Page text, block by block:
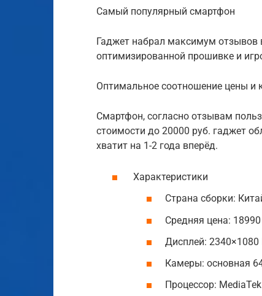
Самый популярный смартфон
Гаджет набрал максимум отзывов
оптимизированной прошивке и
Оптимальное соотношение цены и
Смартфон, согласно отзывам
стоимости до 20000 руб. гаджет
хватит на 1-2 года вперёд.
Характеристики
Страна сборки:
Средняя цена: 18990
Дисплей: 2340×1080
Камеры: основная
Процессор: